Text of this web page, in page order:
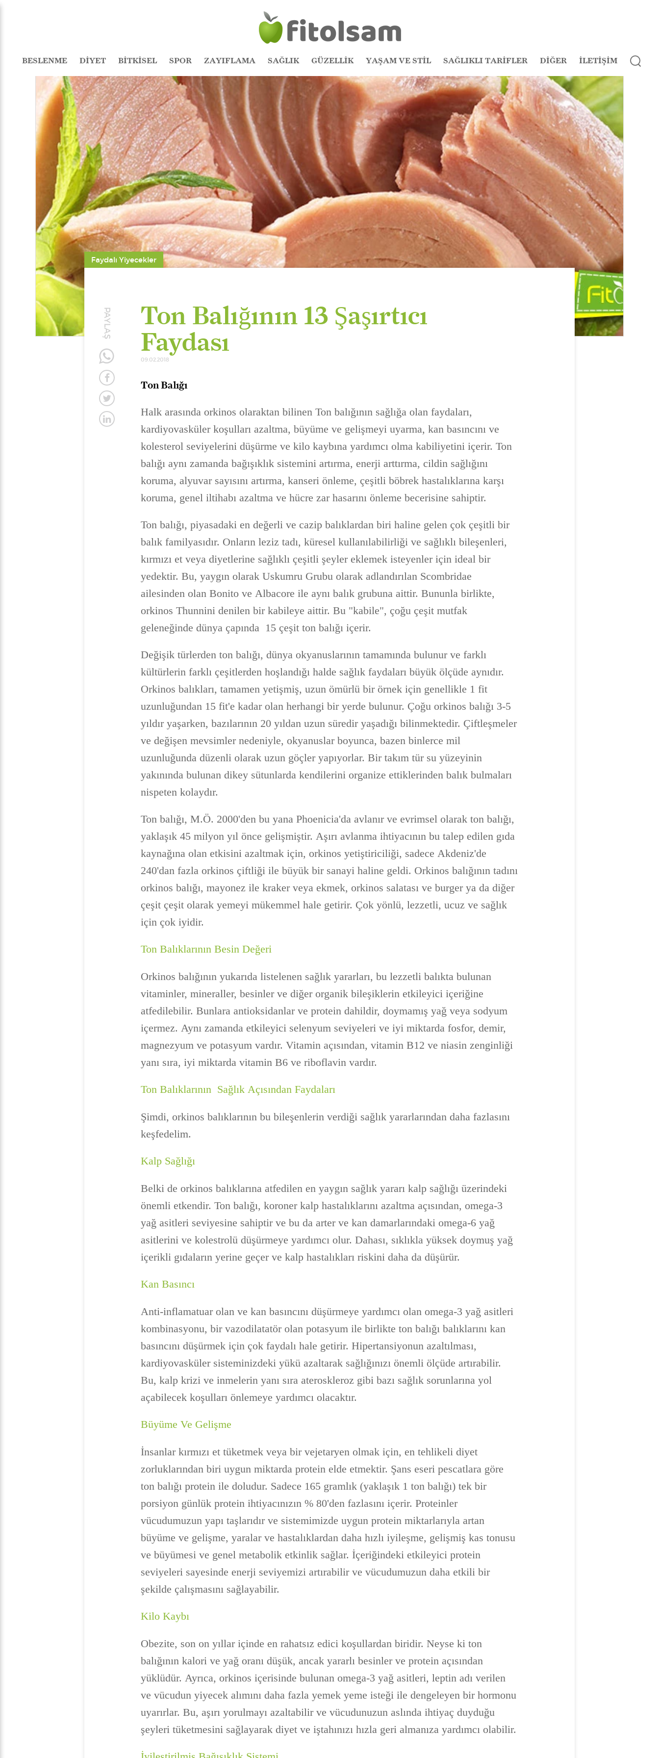
BESLENME DİYET BİTKİSEL SPOR ZAYIFLAMA SAĞLIK GÜZELLİK YAŞAM VE STİL SAĞLIKLI TARİFLER DİĞER İLETİŞİM
PAYLAŞ
Faydalı Yiyecekler
Ton Balığının 13 Şaşırtıcı
Faydası
09.02.2018
Ton Balığı
Halk arasında orkinos olaraktan bilinen Ton balığının sağlığa olan faydaları,
kardiyovasküler koşulları azaltma, büyüme ve gelişmeyi uyarma, kan basıncını ve
kolesterol seviyelerini düşürme ve kilo kaybına yardımcı olma kabiliyetini içerir. Ton
balığı aynı zamanda bağışıklık sistemini artırma, enerji arttırma, cildin sağlığını
koruma, alyuvar sayısını artırma, kanseri önleme, çeşitli böbrek hastalıklarına karşı
koruma, genel iltihabı azaltma ve hücre zar hasarını önleme becerisine sahiptir.
Ton balığı, piyasadaki en değerli ve cazip balıklardan biri haline gelen çok çeşitli bir
balık familyasıdır. Onların leziz tadı, küresel kullanılabilirliği ve sağlıklı bileşenleri,
kırmızı et veya diyetlerine sağlıklı çeşitli şeyler eklemek isteyenler için ideal bir
yedektir. Bu, yaygın olarak Uskumru Grubu olarak adlandırılan Scombridae
ailesinden olan Bonito ve Albacore ile aynı balık grubuna aittir. Bununla birlikte,
orkinos Thunnini denilen bir kabileye aittir. Bu "kabile", çoğu çeşit mutfak
geleneğinde dünya çapında 15 çeşit ton balığı içerir.
Değişik türlerden ton balığı, dünya okyanuslarının tamamında bulunur ve farklı
kültürlerin farklı çeşitlerden hoşlandığı halde sağlık faydaları büyük ölçüde aynıdır.
Orkinos balıkları, tamamen yetişmiş, uzun ömürlü bir örnek için genellikle 1 fit
uzunluğundan 15 fit'e kadar olan herhangi bir yerde bulunur. Çoğu orkinos balığı 3-5
yıldır yaşarken, bazılarının 20 yıldan uzun süredir yaşadığı bilinmektedir. Çiftleşmeler
ve değişen mevsimler nedeniyle, okyanuslar boyunca, bazen binlerce mil
uzunluğunda düzenli olarak uzun göçler yapıyorlar. Bir takım tür su yüzeyinin
yakınında bulunan dikey sütunlarda kendilerini organize ettiklerinden balık bulmaları
nispeten kolaydır.
Ton balığı, M.Ö. 2000'den bu yana Phoenicia'da avlanır ve evrimsel olarak ton balığı,
yaklaşık 45 milyon yıl önce gelişmiştir. Aşırı avlanma ihtiyacının bu talep edilen gıda
kaynağına olan etkisini azaltmak için, orkinos yetiştiriciliği, sadece Akdeniz'de
240'dan fazla orkinos çiftliği ile büyük bir sanayi haline geldi. Orkinos balığının tadını
orkinos balığı, mayonez ile kraker veya ekmek, orkinos salatası ve burger ya da diğer
çeşit çeşit olarak yemeyi mükemmel hale getirir. Çok yönlü, lezzetli, ucuz ve sağlık
için çok iyidir.
Ton Balıklarının Besin Değeri
Orkinos balığının yukarıda listelenen sağlık yararları, bu lezzetli balıkta bulunan
vitaminler, mineraller, besinler ve diğer organik bileşiklerin etkileyici içeriğine
atfedilebilir. Bunlara antioksidanlar ve protein dahildir, doymamış yağ veya sodyum
içermez. Aynı zamanda etkileyici selenyum seviyeleri ve iyi miktarda fosfor, demir,
magnezyum ve potasyum vardır. Vitamin açısından, vitamin B12 ve niasin zenginliği
yanı sıra, iyi miktarda vitamin B6 ve riboflavin vardır.
Ton Balıklarının Sağlık Açısından Faydaları
Şimdi, orkinos balıklarının bu bileşenlerin verdiği sağlık yararlarından daha fazlasını
keşfedelim.
Kalp Sağlığı
Belki de orkinos balıklarına atfedilen en yaygın sağlık yararı kalp sağlığı üzerindeki
önemli etkendir. Ton balığı, koroner kalp hastalıklarını azaltma açısından, omega-3
yağ asitleri seviyesine sahiptir ve bu da arter ve kan damarlarındaki omega-6 yağ
asitlerini ve kolestrolü düşürmeye yardımcı olur. Dahası, sıklıkla yüksek doymuş yağ
içerikli gıdaların yerine geçer ve kalp hastalıkları riskini daha da düşürür.
Kan Basıncı
Anti-inflamatuar olan ve kan basıncını düşürmeye yardımcı olan omega-3 yağ asitleri
kombinasyonu, bir vazodilatatör olan potasyum ile birlikte ton balığı balıklarını kan
basıncını düşürmek için çok faydalı hale getirir. Hipertansiyonun azaltılması,
kardiyovasküler sisteminizdeki yükü azaltarak sağlığınızı önemli ölçüde artırabilir.
Bu, kalp krizi ve inmelerin yanı sıra ateroskleroz gibi bazı sağlık sorunlarına yol
açabilecek koşulları önlemeye yardımcı olacaktır.
Büyüme Ve Gelişme
İnsanlar kırmızı et tüketmek veya bir vejetaryen olmak için, en tehlikeli diyet
zorluklarından biri uygun miktarda protein elde etmektir. Şans eseri pescatlara göre
ton balığı protein ile doludur. Sadece 165 gramlık (yaklaşık 1 ton balığı) tek bir
porsiyon günlük protein ihtiyacınızın % 80'den fazlasını içerir. Proteinler
vücudumuzun yapı taşlarıdır ve sistemimizde uygun protein miktarlarıyla artan
büyüme ve gelişme, yaralar ve hastalıklardan daha hızlı iyileşme, gelişmiş kas tonusu
ve büyümesi ve genel metabolik etkinlik sağlar. İçeriğindeki etkileyici protein
seviyeleri sayesinde enerji seviyemizi artırabilir ve vücudumuzun daha etkili bir
şekilde çalışmasını sağlayabilir.
Kilo Kaybı
Obezite, son on yıllar içinde en rahatsız edici koşullardan biridir. Neyse ki ton
balığının kalori ve yağ oranı düşük, ancak yararlı besinler ve protein açısından
yüklüdür. Ayrıca, orkinos içerisinde bulunan omega-3 yağ asitleri, leptin adı verilen
ve vücudun yiyecek alımını daha fazla yemek yeme isteği ile dengeleyen bir hormonu
uyarırlar. Bu, aşırı yorulmayı azaltabilir ve vücudunuzun aslında ihtiyaç duyduğu
şeyleri tüketmesini sağlayarak diyet ve iştahınızı hızla geri almanıza yardımcı olabilir.